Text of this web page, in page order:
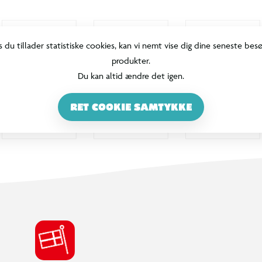
du tillader statistiske cookies, kan vi nemt vise dig dine seneste
produkter.
Du kan altid ændre det igen.
RET COOKIE SAMTYKKE